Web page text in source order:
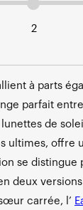
2
à parts
parfait
de
ultimes, offre
se distingue
deux
carrée, l’